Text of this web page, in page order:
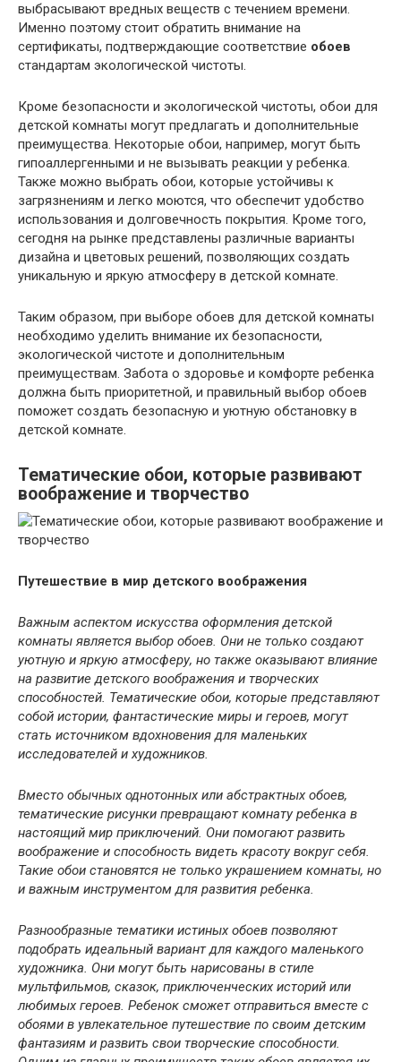
выбрасывают вредных веществ с течением времени.
Именно поэтому стоит обратить внимание на
сертификаты, подтверждающие соответствие обоев
стандартам экологической чистоты.
Кроме безопасности и экологической чистоты, обои для
детской комнаты могут предлагать и дополнительные
преимущества. Некоторые обои, например, могут быть
гипоаллергенными и не вызывать реакции у ребенка.
Также можно выбрать обои, которые устойчивы к
загрязнениям и легко моются, что обеспечит удобство
использования и долговечность покрытия. Кроме того,
сегодня на рынке представлены различные варианты
дизайна и цветовых решений, позволяющих создать
уникальную и яркую атмосферу в детской комнате.
Таким образом, при выборе обоев для детской комнаты
необходимо уделить внимание их безопасности,
экологической чистоте и дополнительным
преимуществам. Забота о здоровье и комфорте ребенка
должна быть приоритетной, и правильный выбор обоев
поможет создать безопасную и уютную обстановку в
детской комнате.
Тематические обои, которые развивают
воображение и творчество
Путешествие в мир детского воображения
Важным аспектом искусства оформления детской
комнаты является выбор обоев. Они не только создают
уютную и яркую атмосферу, но также оказывают влияние
на развитие детского воображения и творческих
способностей. Тематические обои, которые представляют
собой истории, фантастические миры и героев, могут
стать источником вдохновения для маленьких
исследователей и художников.
Вместо обычных однотонных или абстрактных обоев,
тематические рисунки превращают комнату ребенка в
настоящий мир приключений. Они помогают развить
воображение и способность видеть красоту вокруг себя.
Такие обои становятся не только украшением комнаты, но
и важным инструментом для развития ребенка.
Разнообразные тематики истиных обоев позволяют
подобрать идеальный вариант для каждого маленького
художника. Они могут быть нарисованы в стиле
мультфильмов, сказок, приключенческих историй или
любимых героев. Ребенок сможет отправиться вместе с
обоями в увлекательное путешествие по своим детским
фантазиям и развить свои творческие способности.